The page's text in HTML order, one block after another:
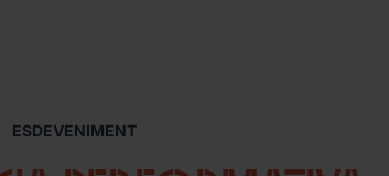
ESDEVENIMENT